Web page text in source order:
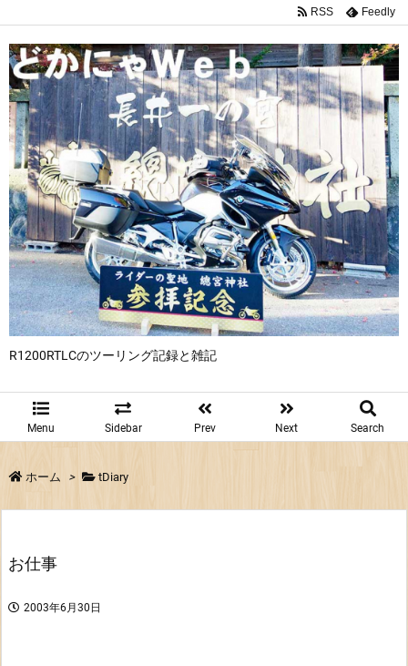
R1200RTLCのツーリング記録と雑記
Menu Sidebar Prev Next Search
RSS Feedly
ホーム > tDiary
お仕事
2003年6月30日